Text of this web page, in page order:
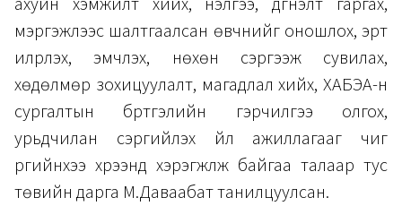
мэргэжлээс шалтгаалсан өвчнийг оношлох, эрт
илрүүлэх, эмчлэх, нөхөн сэргээж сувилах,
хөдөлмөр зохицуулалт, магадлал хийх, ХАБЭА-н
сургалтын бүртгэлийн гэрчилгээ олгох,
урьдчилан сэргийлэх үйл ажиллагааг чиг
үүргийнхээ хүрээнд хэрэгжүүлж байгаа талаар тус
төвийн дарга М.Даваабат танилцуулсан.